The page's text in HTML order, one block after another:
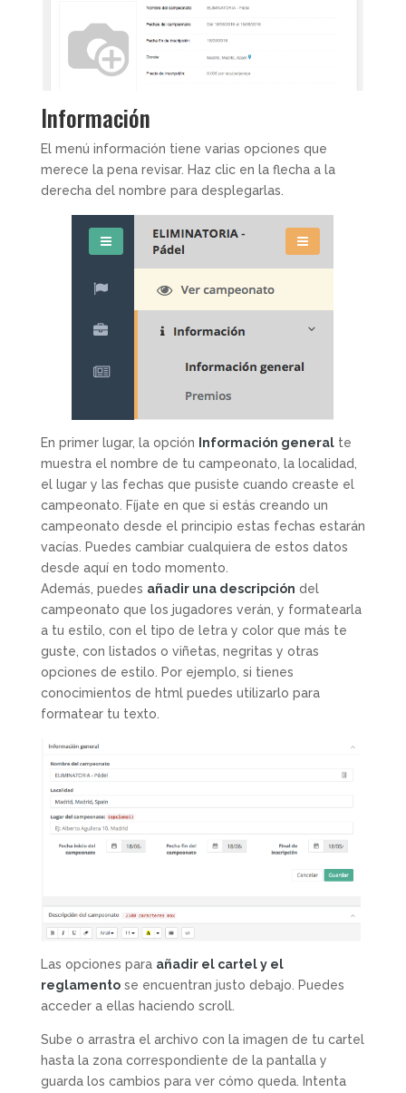
Información
El menú información tiene varias opciones que
merece la pena revisar. Haz clic en la flecha a la
derecha del nombre para desplegarlas.
En primer lugar, la opción Información generalte
muestra el nombre de tu campeonato, la localidad,
el lugar y las fechas que pusiste cuando creaste el
campeonato. Fíjate en que si estás creando un
campeonato desde el principio estas fechas estarán
vacías. Puedes cambiar cualquiera de estos datos
desde aquí en todo momento.
Además, puedes añadir una descripción del
campeonato que los jugadores verán, y formatearla
a tu estilo, con el tipo de letra y color que más te
guste, con listados o viñetas, negritas y otras
opciones de estilo. Por ejemplo, si tienes
conocimientos de html puedes utilizarlo para
formatear tu texto.
Las opciones para añadir el cartel y el
reglamentose encuentran justo debajo. Puedes
acceder a ellas haciendo scroll.
Sube o arrastra el archivo con la imagen de tu cartel
hasta la zona correspondiente de la pantalla y
guarda los cambios para ver cómo queda. Intenta